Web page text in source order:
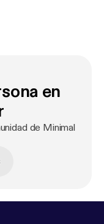
en
de Minimal